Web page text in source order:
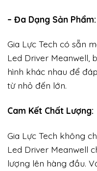
– Đa Dạng Sản Phẩm:
Gia Lực Tech có sẵn
Led Driver Meanwell,
hình khác nhau để
từ nhỏ đến lớn.
Cam Kết Chất Lượng:
Gia Lực Tech không
Led Driver Meanwell
lượng lên hàng đầu.